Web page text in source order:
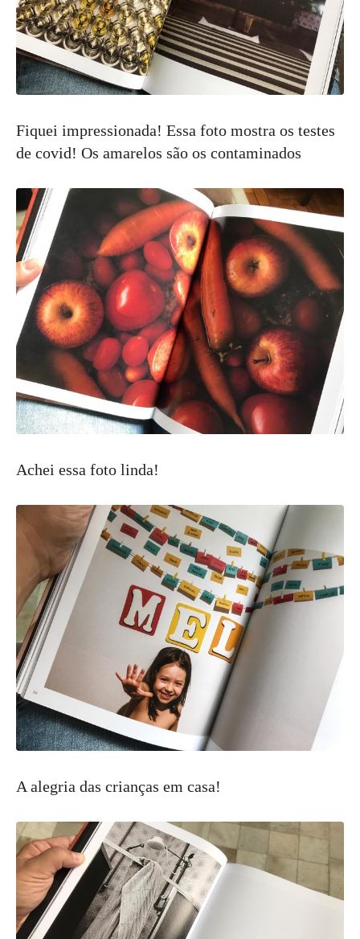
Fiquei impressionada! Essa foto mostra os testes
de covid! Os amarelos são os contaminados
Achei essa foto linda!
A alegria das crianças em casa!